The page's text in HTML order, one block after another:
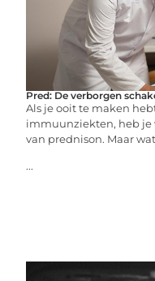
Pred: De verborgen
Als je ooit te maken
immuunziekten, heb je
van prednison. Maar
...